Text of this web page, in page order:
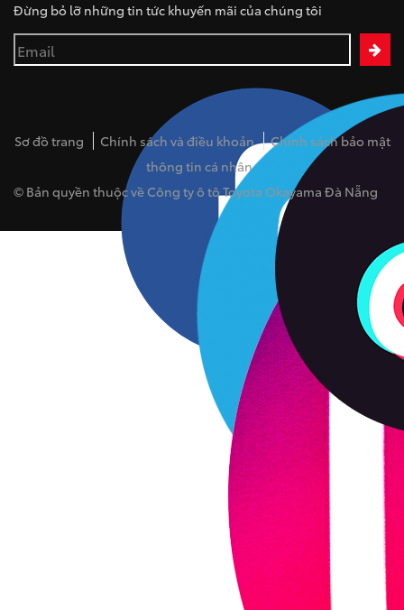
Đừng bỏ lỡ những tin tức khuyến mãi của chúng tôi
Sơ đồ trang Chính sách và điều khoản
Chính sách bảo mật
thông tin cá nhân
© Bản quyền thuộc về Công ty ô tô Toyota Okayama Đà Nẵng